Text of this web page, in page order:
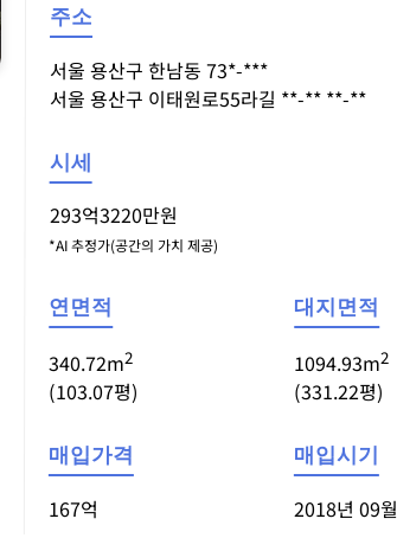
주소
서울 용산구 한남동 73*-***
서울 용산구 이태원로55라길 **-** **-**
시세
293억3220만원
*AI 추정가(공간의 가치 제공)
연면적
340.72m2
(103.07평)
대지면적
1094.93m2
(331.22평)
매입가격
167억
매입시기
2018년 09월